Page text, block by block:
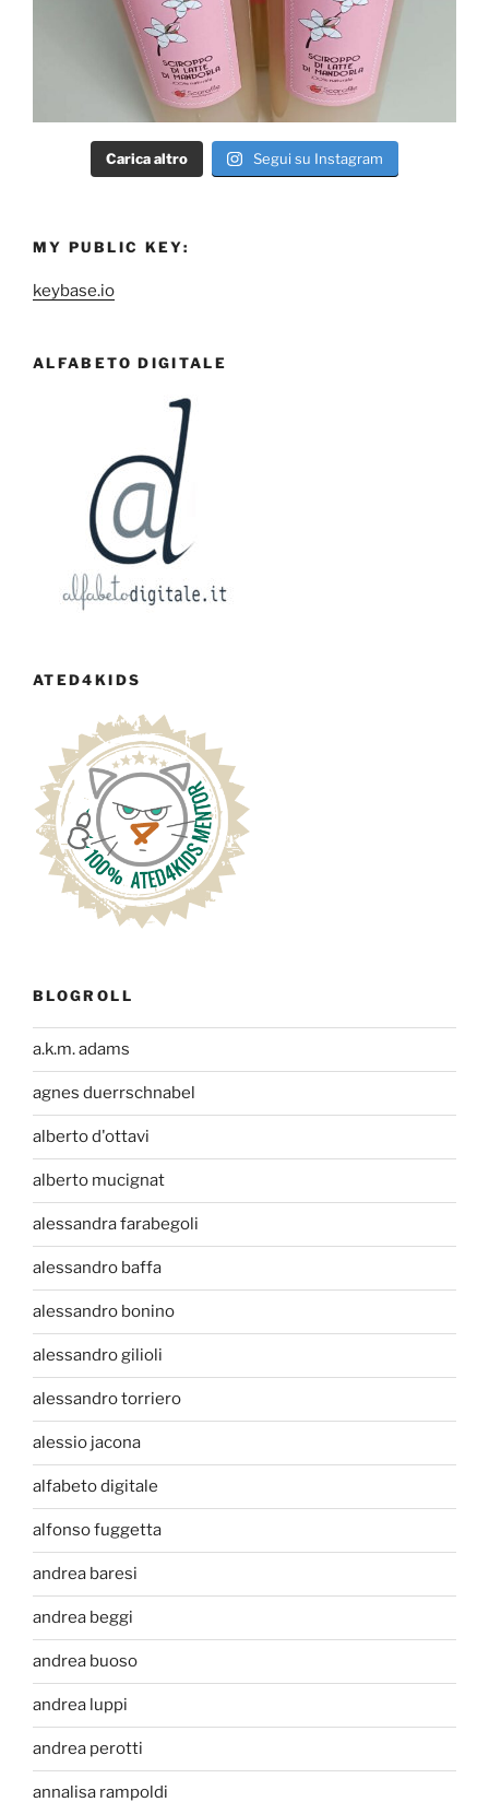
Carica altro Segui su Instagram
MY PUBLIC KEY:
keybase.io
ALFABETO DIGITALE
ATED4KIDS
BLOGROLL
a.k.m. adams
agnes duerrschnabel
alberto d'ottavi
alberto mucignat
alessandra farabegoli
alessandro baffa
alessandro bonino
alessandro gilioli
alessandro torriero
alessio jacona
alfabeto digitale
alfonso fuggetta
andrea baresi
andrea beggi
andrea buoso
andrea luppi
andrea perotti
annalisa rampoldi